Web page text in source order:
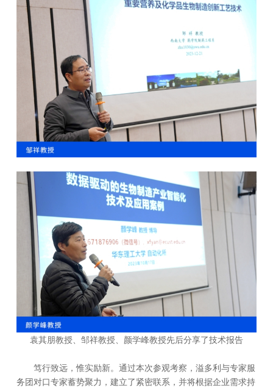
袁其朋教授、邹祥教授、颜学峰教授先后分享了技术报告
笃行致远，惟实励新。通过本次参观考察，溢多利与专家服
务团对口专家蓄势聚力，建立了紧密联系，并将根据企业需求持